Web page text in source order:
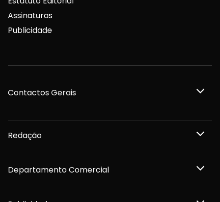
Assinaturas
Publicidade
Contactos Gerais
Redação
Departamento Comercial